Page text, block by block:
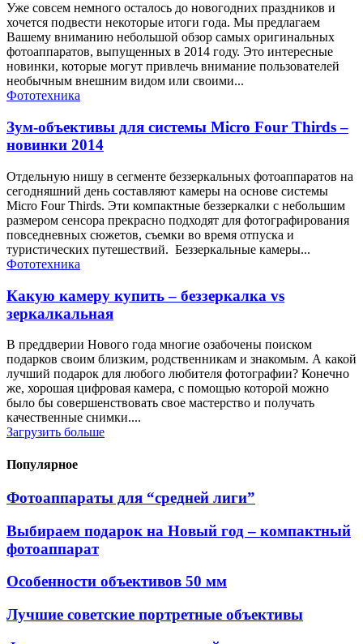
Уже совсем немного осталось до новогодних праздников и
хочется подвести некоторые итоги года. Мы предлагаем
Вашему вниманию небольшой обзор самых оригинальных
фотоаппаратов, выпущенных в 2014 году. Это интересные
новинки, которые могут привлечь внимание пользователей
необычным внешним видом или своими...
Фототехника
Зум-объективы для системы Micro Four Thirds –
новинки 2014
Отдельную нишу в сегменте беззеркальных фотоаппаратов на
сегодняшний день составляют камеры на основе системы
Micro Four Thirds. Эти компактные беззеркалки с небольшим
размером сенсора прекрасно подходят для фотографирования
повседневных сюжетов, съемки во время отпуска и
туристических путешествий. Беззеркальные камеры...
Фототехника
Какую камеру купить – беззеркалка vs
зеркалкальная
В преддверии Нового года многие озабочены поиском
подарков своим близким, родственникам и знакомым. А какой
лучший подарок для любого любителя фотографии? Конечно
же, хорошая цифровая камера, с помощью которой можно
было бы совершенствовать свое мастерство и получать
качественные снимки....
Загрузить больше
Популярное
Фотоаппараты для “средней лиги”
Выбираем подарок на Новый год – компактный
фотоаппарат
Особенности объективов 50 мм
Лучшие советские портретные объективы